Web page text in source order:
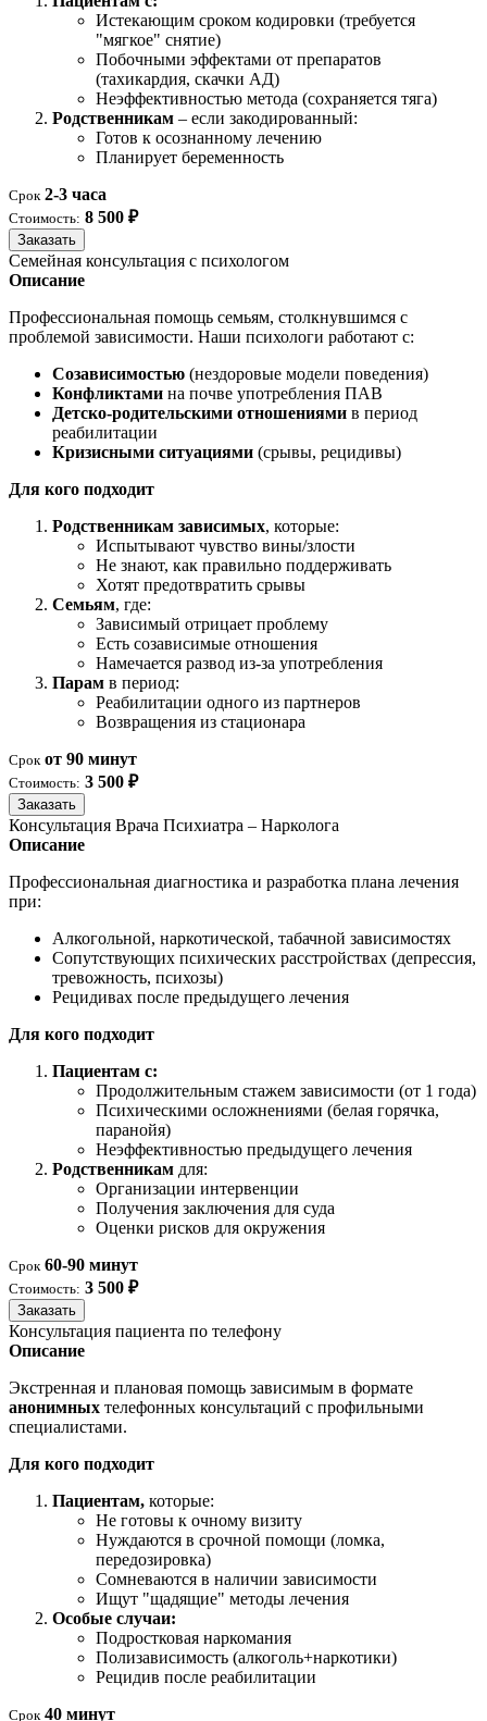
Истекающим сроком кодировки (требуется
"мягкое" снятие)
Побочными эффектами от препаратов
(тахикардия, скачки АД)
Неэффективностью метода (сохраняется тяга)
Родственникам – если закодированный:
Готов к осознанному лечению
Планирует беременность
Срок 2-3 часа
Стоимость: 8 500 ₽
Заказать
Семейная консультация с психологом
Описание
Профессиональная помощь семьям, столкнувшимся с
проблемой зависимости. Наши психологи работают с:
Созависимостью (нездоровые модели поведения)
Конфликтами на почве употребления ПАВ
Детско-родительскими отношениями в период
реабилитации
Кризисными ситуациями (срывы, рецидивы)
Для кого подходит
Родственникам зависимых, которые:
Испытывают чувство вины/злости
Не знают, как правильно поддерживать
Хотят предотвратить срывы
Семьям, где:
Зависимый отрицает проблему
Есть созависимые отношения
Намечается развод из-за употребления
Парам в период:
Реабилитации одного из партнеров
Возвращения из стационара
Срок от 90 минут
Стоимость: 3 500 ₽
Заказать
Консультация Врача Психиатра – Нарколога
Описание
Профессиональная диагностика и разработка плана лечения
при:
Алкогольной, наркотической, табачной зависимостях
Сопутствующих психических расстройствах (депрессия,
тревожность, психозы)
Рецидивах после предыдущего лечения
Для кого подходит
Пациентам с:
Продолжительным стажем зависимости (от 1 года)
Психическими осложнениями (белая горячка,
паранойя)
Неэффективностью предыдущего лечения
Родственникам для:
Организации интервенции
Получения заключения для суда
Оценки рисков для окружения
Срок 60-90 минут
Стоимость: 3 500 ₽
Заказать
Консультация пациента по телефону
Описание
Экстренная и плановая помощь зависимым в формате
анонимных телефонных консультаций с профильными
специалистами.
Для кого подходит
Пациентам, которые:
Не готовы к очному визиту
Нуждаются в срочной помощи (ломка,
передозировка)
Сомневаются в наличии зависимости
Ищут "щадящие" методы лечения
Особые случаи:
Подростковая наркомания
Полизависимость (алкоголь+наркотики)
Рецидив после реабилитации
Срок 40 минут